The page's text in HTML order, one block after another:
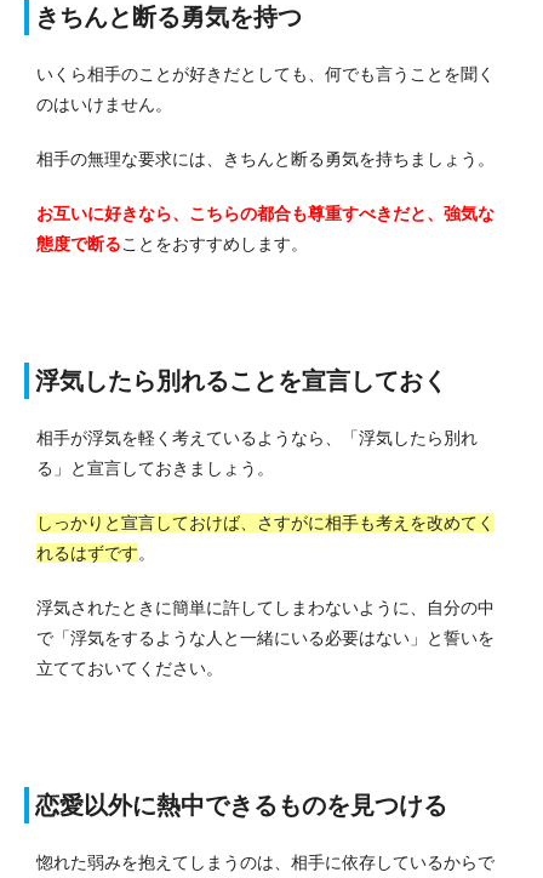
きちんと断る勇気を持つ
いくら相手のことが好きだとしても、何でも言うことを聞く
のはいけません。
相手の無理な要求には、きちんと断る勇気を持ちましょう。
お互いに好きなら、こちらの都合も尊重すべきだと、強気な
態度で断ることをおすすめします。
浮気したら別れることを宣言しておく
相手が浮気を軽く考えているようなら、「浮気したら別れ
る」と宣言しておきましょう。
しっかりと宣言しておけば、さすがに相手も考えを改めてく
れるはずです。
浮気されたときに簡単に許してしまわないように、自分の中
で「浮気をするような人と一緒にいる必要はない」と誓いを
立てておいてください。
恋愛以外に熱中できるものを見つける
惚れた弱みを抱えてしまうのは、相手に依存しているからで